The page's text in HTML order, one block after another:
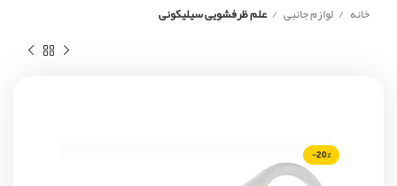
خانه لوازم جانبی علم ظرفشویی سیلیکونی
-20%